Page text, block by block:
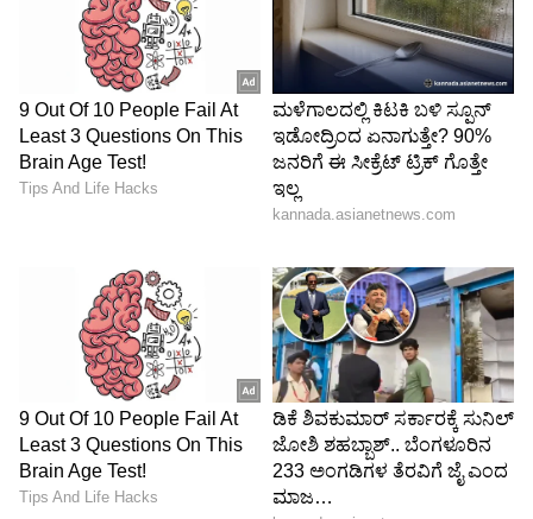
Image Credit :SOCIAL MEDIA
ಸಿಂಹ ರಾಶಿ
ಸಿಂಹ ರಾಶಿಯವರಿಗೆ ರಾಹು ಭಗವಂತ ಆರನೇ ಮನೆಯ
ಫಲಗಳನ್ನು ನೀಡುತ್ತಾನೆ. ಜ್ಯೋತಿಷ್ಯದಲ್ಲಿ ರಾಹು 6ನೇ
ಮನೆಯಲ್ಲಿದ್ದರೆ 'ಶತ್ರು ಹಂತ' (ಶತ್ರುಗಳನ್ನು ಸಂಪೂರ್ಣವಾಗಿ
ನಾಶಮಾಡುವ) ಯೋಗವನ್ನು ನೀಡುತ್ತಾನೆ. ನ್ಯಾಯಾಲಯದ
ಹೀಗೆ ಎಲ್ಲದರಲ್ಲೂ ನಿಮಗೆ ಜಯ ಸಿಗಲಿದೆ. ನಿಮ್ಮನ್ನು
ಸೋಲಿಸಲು ಯೋಚಿಸಿದ ಶತ್ರುಗಳು ನಾಪತ್ತೆಯಾಗುತ್ತಾರೆ.
ಹಣಕಾಸು: ಬಹಳ ದಿನಗಳಿಂದ ಬಾಕಿ ಉಳಿದಿದ್ದ ಹಳೆಯ
ಸಾಲಗಳು ಮತ್ತು ಬರಬೇಕಾದ ಹಣ ವಸೂಲಿಯಾಗುತ್ತದೆ.
ಹೊಸ ಆಸ್ತಿಗಳನ್ನು ಖರೀದಿಸಲು ಬ್ಯಾಂಕ್ ಸಾಲಗಳು
ಸುಲಭವಾಗಿ ಸಿಗುತ್ತವೆ. ರಾಜಕೀಯ/ಸಾರ್ವಜನಿಕ ಜೀವನ:
ನೀವು ರಾಜಕೀಯ ಅಥವಾ ಸಾರ್ವಜನಿಕ ವಲಯದಲ್ಲಿದ್ದರೆ,